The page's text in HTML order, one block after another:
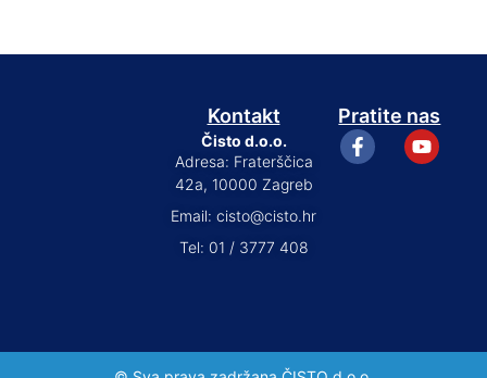
Kontakt
Čisto d.o.o.
Adresa: Fraterščica
42a, 10000 Zagreb
Email: cisto@cisto.hr
Tel: 01 / 3777 408
Pratite nas